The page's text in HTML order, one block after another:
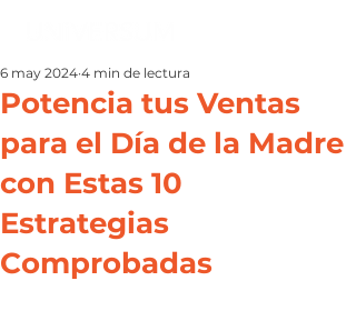
Potencia tus Ventas
para el Día de la Madre
con Estas 10
Estrategias
Comprobadas
6 may 2024 4 min de lectura